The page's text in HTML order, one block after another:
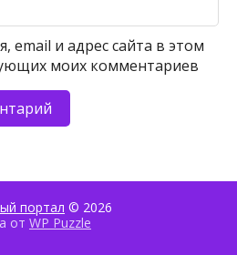
email и адрес сайта в этом
моих комментариев
портал © 2026
от WP Puzzle